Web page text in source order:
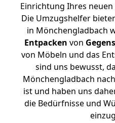
Einrichtung Ihres
Die Umzugshelfer
in Mönchengladbach
Entpacken von
von Möbeln und das
sind uns bewusst,
Mönchengladbach
ist und haben uns
die Bedürfnisse und